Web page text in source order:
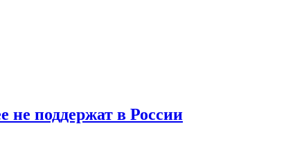
не поддержат в России